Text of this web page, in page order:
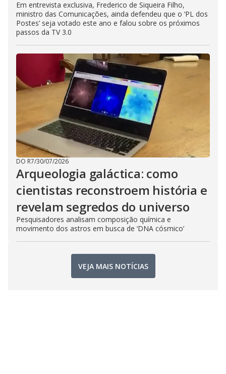
Em entrevista exclusiva, Frederico de Siqueira Filho,
ministro das Comunicações, ainda defendeu que o ‘PL dos
Postes’ seja votado este ano e falou sobre os próximos
passos da TV 3.0
DO R7/30/07/2026
Arqueologia galáctica: como
cientistas reconstroem história e
revelam segredos do universo
Pesquisadores analisam composição química e
movimento dos astros em busca de ‘DNA cósmico’
VEJA MAIS NOTÍCIAS